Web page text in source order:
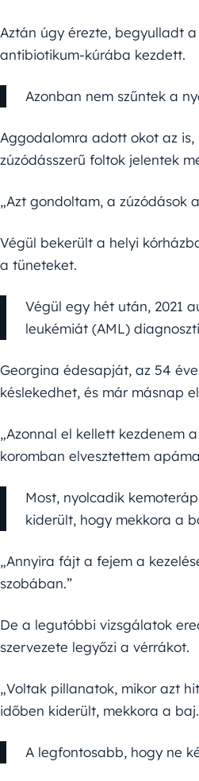
Aztán úgy érezte, begyulladt
antibiotikum-kúrába kezdett.
Azonban nem szűntek a
Aggodalomra adott okot az is,
zúzódásszerű foltok jelentek
„Azt gondoltam, a zúzódások
Végül bekerült a helyi
a tüneteket.
Végül egy hét után, 2021
leukémiát (AML)
Georgina édesapját, az 54
késlekedhet, és már másnap
„Azonnal el kellett kezdenem
koromban elvesztettem
Most, nyolcadik
kiderült, hogy mekkora a
„Annyira fájt a fejem a
szobában.”
De a legutóbbi vizsgálatok
szervezete legyőzi a vérrákot.
„Voltak pillanatok, mikor azt
időben kiderült, mekkora a
A legfontosabb, hogy ne